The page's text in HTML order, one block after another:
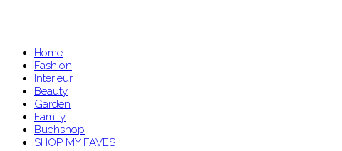
Home
Fashion
Interieur
Beauty
Garden
Family
Buchshop
SHOP MY FAVES